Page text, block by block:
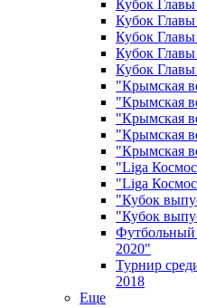
Кубок
Кубок
Кубок
Кубок
Кубок
"Крымская
"Крымская
"Крымская
"Крымская
"Крымская
"Liga
"Liga
"Кубок
"Кубок
Футбольный
2020"
Турнир
2018
Еще